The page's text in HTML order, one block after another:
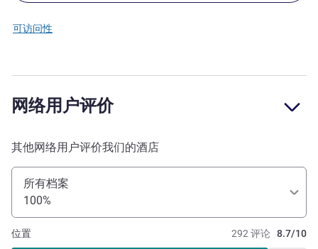
可访问性
网络用户评价
其他网络用户评价我们的酒店
所有档案
100%
292 评论 8.7/10
位置